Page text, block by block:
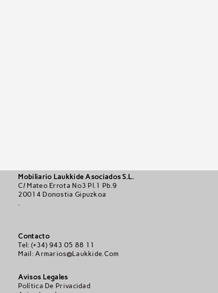
Mobiliario Laukkide Asociados S.L.
C/ Mateo Errota Nº3 Pl.1 Pb.9
20014 Donostia Gipuzkoa
.
Contacto
Tel: (+34) 943 05 88 11
Mail:Armarios@laukkide.com
Avisos Legales
Política De Privacidad